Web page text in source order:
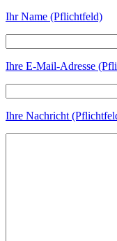
Ihr Name (Pflichtfeld)
Ihre E-Mail-Adresse
Ihre Nachricht